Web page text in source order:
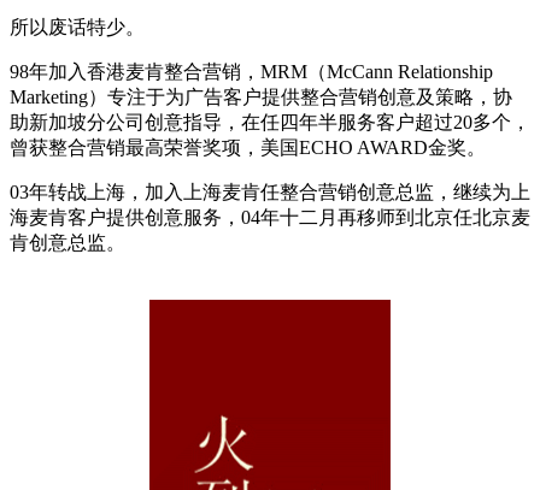
所以废话特少。
98年加入香港麦肯整合营销，MRM（McCann Relationship
Marketing）专注于为广告客户提供整合营销创意及策略，协
助新加坡分公司创意指导，在任四年半服务客户超过20多个，
曾获整合营销最高荣誉奖项，美国ECHO AWARD金奖。
03年转战上海，加入上海麦肯任整合营销创意总监，继续为上
海麦肯客户提供创意服务，04年十二月再移师到北京任北京麦
肯创意总监。